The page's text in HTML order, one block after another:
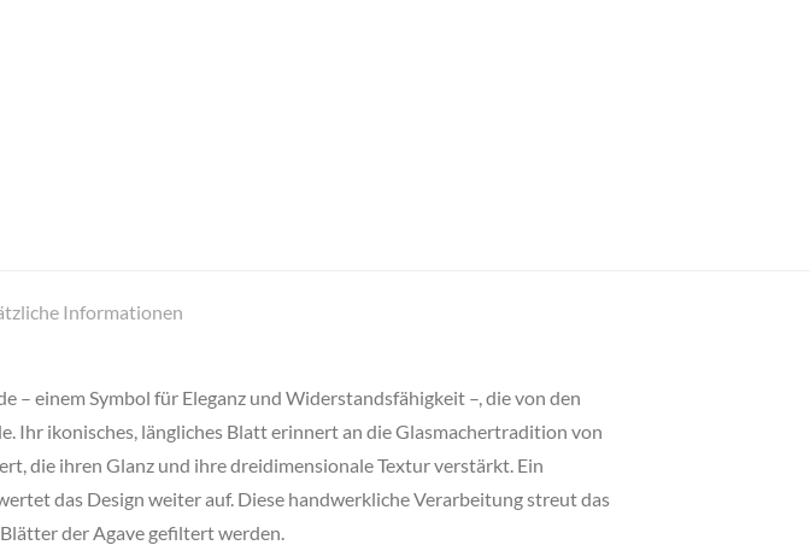
Informationen
einem Symbol für Eleganz und Widerstandsfähigkeit –, die von den
Ihr ikonisches, längliches Blatt erinnert an die Glasmachertradition von
die ihren Glanz und ihre dreidimensionale Textur verstärkt. Ein
das Design weiter auf. Diese handwerkliche Verarbeitung streut das
der Agave gefiltert werden.